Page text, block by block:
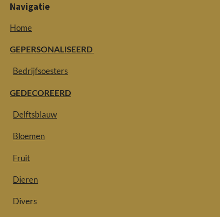
Navigatie
Home
GEPERSONALISEERD
Bedrijfsoesters
GEDECOREERD
Delftsblauw
Bloemen
Fruit
Dieren
Divers